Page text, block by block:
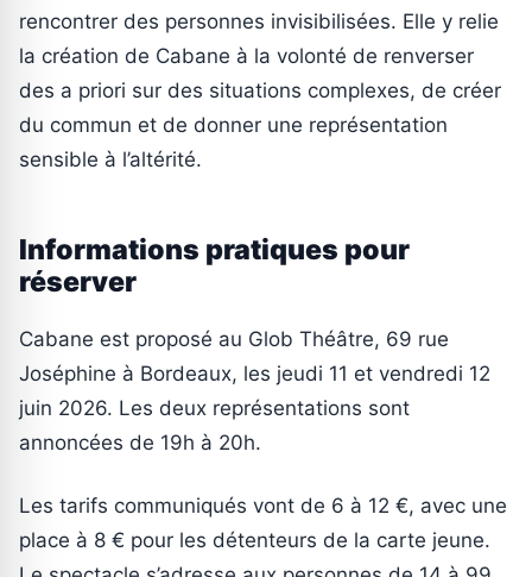
rencontrer des personnes invisibilisées. Elle y relie
la création de Cabane à la volonté de renverser
des a priori sur des situations complexes, de créer
du commun et de donner une représentation
sensible à l’altérité.
Informations pratiques pour
réserver
Cabane est proposé au Glob Théâtre, 69 rue
Joséphine à Bordeaux, les jeudi 11 et vendredi 12
juin 2026. Les deux représentations sont
annoncées de 19h à 20h.
Les tarifs communiqués vont de 6 à 12 €, avec une
place à 8 € pour les détenteurs de la carte jeune.